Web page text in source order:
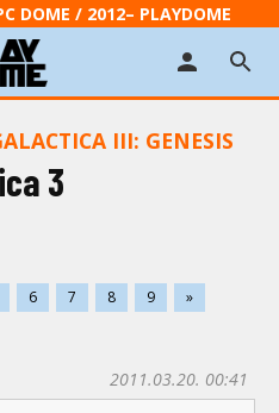
DOME / 2012– PLAYDOME
III: GENESIS
3
6 7 8 9 »
2011.03.20. 00:41